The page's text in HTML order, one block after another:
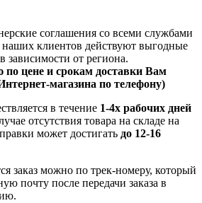
соглашения со всеми службами
наших клиентов действуют выгодные
зависимости от региона.
цене и срокам доставки Вам
магазина по телефону)
в течение 1-4х рабочих дней
отсутствия товара на складе на
может достигать до 12-16
заказ можно по трек-номеру, который
почту после передачи заказа в